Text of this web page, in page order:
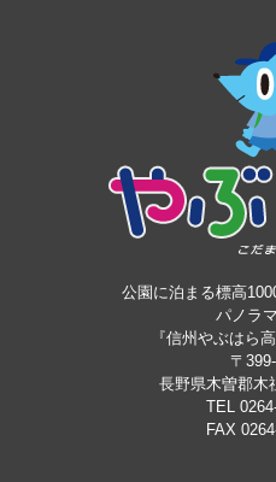
公園に泊まる標高
パノラ
『信州やぶはら
〒
長野県木曽郡木
TEL
FAX